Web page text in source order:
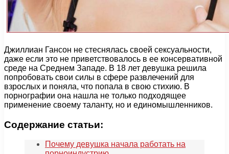
Джиллиан Гансон не стеснялась своей сексуальности,
даже если это не приветствовалось в ее консервативной
среде на Среднем Западе. В 18 лет девушка решила
попробовать свои силы в сфере развлечений для
взрослых и поняла, что попала в свою стихию. В
порнографии она нашла не только подходящее
применение своему таланту, но и единомышленников.
Содержание статьи:
Почему девушка начала работать на